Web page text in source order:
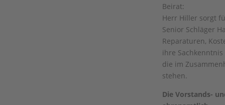
Beirat:
Herr Hiller sorgt
Senior Schläger
Reparaturen,
ihre
die im
stehen.
Die Vorstands-